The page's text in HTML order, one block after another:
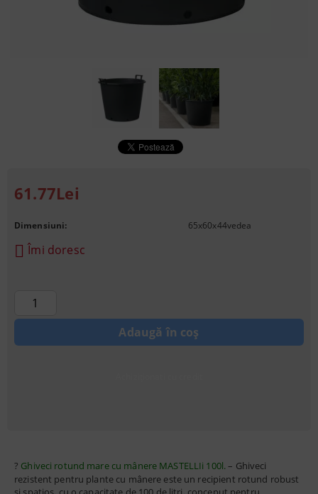
? Ghiveci rotund mare cu mânere MASTELLIi 100l.– Ghiveci
rezistent pentru plante cu mânere este un recipient rotund robust
61.77Lei
Dimensiuni: 65х60х44vedea
Îmi doresc